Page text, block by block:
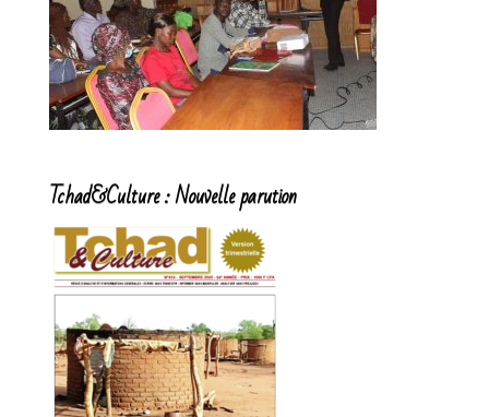
Tchad&Culture : Nouvelle parution